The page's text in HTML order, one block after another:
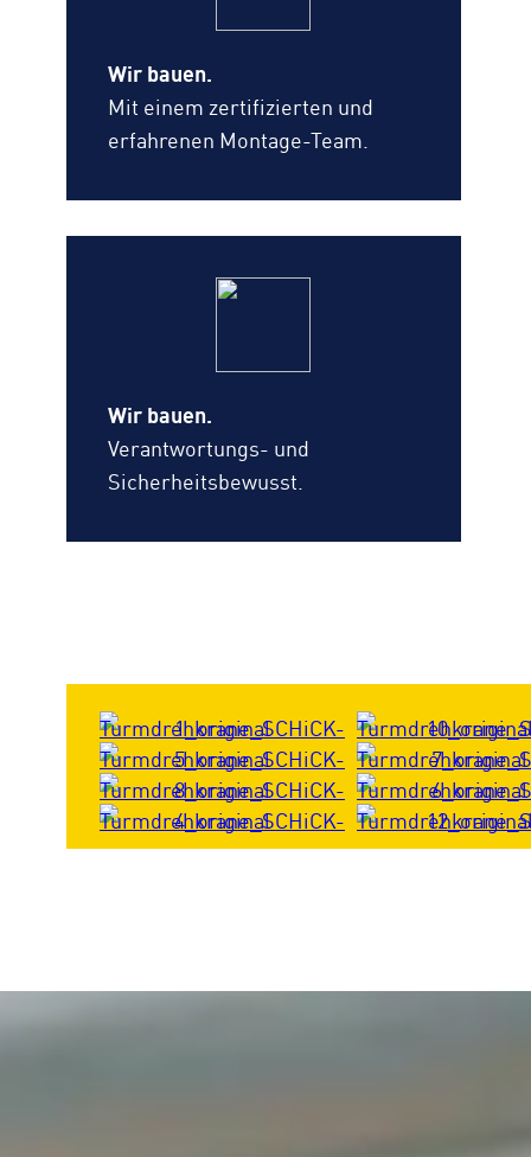
Wir bauen.
Mit einem zertifizierten und
erfahrenen Montage-Team.
Wir bauen.
Verantwortungs- und
Sicherheitsbewusst.